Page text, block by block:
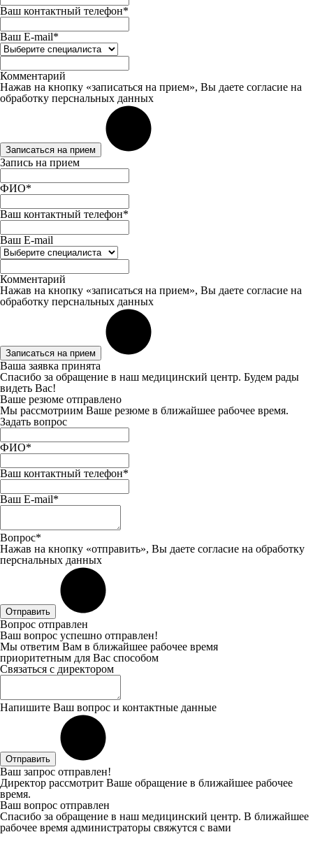
Ваш контактный телефон*
Ваш E-mail*
Комментарий
Нажав на кнопку «записаться на прием», Вы даете согласие на
обработку перснальных данных
Записаться на прием
Запись на прием
ФИО*
Ваш контактный телефон*
Ваш E-mail
Комментарий
Нажав на кнопку «записаться на прием», Вы даете согласие на
обработку перснальных данных
Записаться на прием
Ваша заявка принята
Спасибо за обращение в наш медицинский центр. Будем рады
видеть Вас!
Ваше резюме отправлено
Мы рассмотриим Ваше резюме в ближайшее рабочее время.
Задать вопрос
ФИО*
Ваш контактный телефон*
Ваш E-mail*
Вопрос*
Нажав на кнопку «отправить», Вы даете согласие на обработку
перснальных данных
Отправить
Вопрос отправлен
Ваш вопрос успешно отправлен!
Мы ответим Вам в ближайшее рабочее время
приоритетным для Вас способом
Связаться с директором
Напишите Ваш вопрос и контактные данные
Отправить
Ваш запрос отправлен!
Директор рассмотрит Ваше обращение в ближайшее рабочее
время.
Ваш вопрос отправлен
Спасибо за обращение в наш медицинский центр. В ближайшее
рабочее время администраторы свяжутся с вами